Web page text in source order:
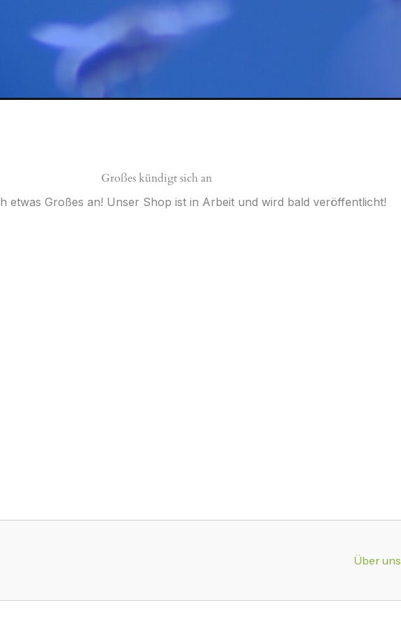
Großes kündigt sich an
etwas Großes an! Unser Shop ist in Arbeit und wird bald veröffentlicht!
Über uns